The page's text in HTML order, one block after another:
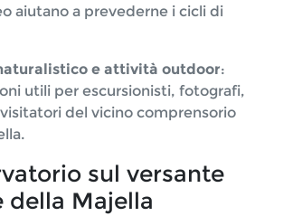
aiutano a prevederne i cicli di
e attività outdoor:
utili per escursionisti, fotografi,
del vicino comprensorio
sul versante
della Majella